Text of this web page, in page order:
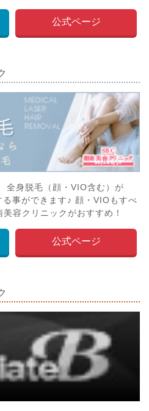
公式ページ
全身脱毛（顔・VIO含む）が
事ができます♪ 顔・VIOもすべ
容クリニックがおすすめ！
公式ページ